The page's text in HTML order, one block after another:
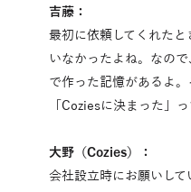
吉藤：
最初に依頼してくれた
いなかったよね。なの
で作った記憶があるよ
「Coziesに決まった」
大野（Cozies）：
会社設立時にお願いし